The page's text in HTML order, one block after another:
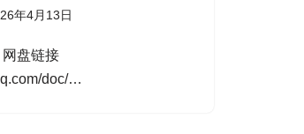
年4月13日
网盘链接
doc/…